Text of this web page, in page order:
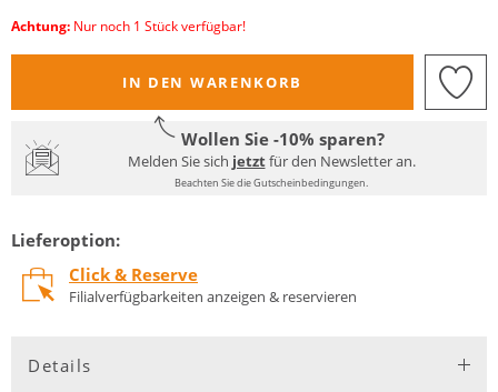
Achtung: Nur noch 1 Stück verfügbar!
IN DEN WARENKORB
Wollen Sie -10% sparen?
Melden Sie sich jetztfür den Newsletter an.
Beachten Sie die Gutscheinbedingungen.
Lieferoption:
Click & Reserve
Filialverfügbarkeiten anzeigen & reservieren
Details